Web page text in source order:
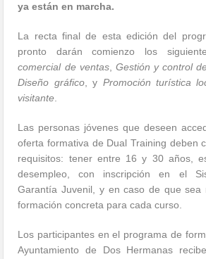
ya están en marcha.
La recta final de esta edición del
pronto darán comienzo los
comercial de ventas, Gestión y control
Diseño gráfico, y Promoción turística
visitante
Las personas jóvenes que deseen
oferta formativa de Dual Training deben
requisitos: tener entre 16 y 30 años,
desempleo, con inscripción en el
Garantía Juvenil, y en caso de que sea
formación concreta para cada curso.
Los participantes en el programa de
Ayuntamiento de Dos Hermanas